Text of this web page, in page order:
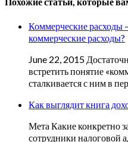
Коммерческие расходы
коммерческие расходы?
June 22, 2015
встретить понятие
сталкивается с ним в
Как выглядит книга
Мета Какие конкретно
сотрудники